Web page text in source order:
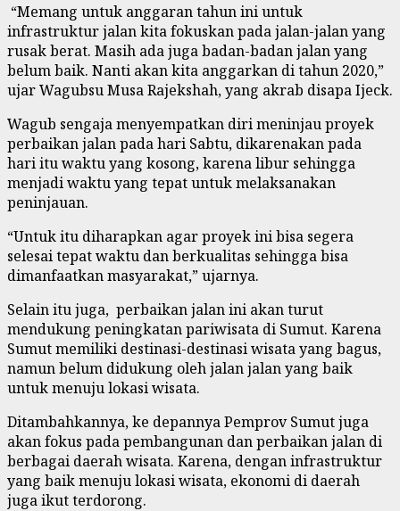
“Memang untuk anggaran tahun ini untuk
infrastruktur jalan kita fokuskan pada jalan-jalan yang
rusak berat. Masih ada juga badan-badan jalan yang
belum baik. Nanti akan kita anggarkan di tahun 2020,”
ujar Wagubsu Musa Rajekshah, yang akrab disapa Ijeck.
Wagub sengaja menyempatkan diri meninjau proyek
perbaikan jalan pada hari Sabtu, dikarenakan pada
hari itu waktu yang kosong, karena libur sehingga
menjadi waktu yang tepat untuk melaksanakan
peninjauan.
“Untuk itu diharapkan agar proyek ini bisa segera
selesai tepat waktu dan berkualitas sehingga bisa
dimanfaatkan masyarakat,” ujarnya.
Selain itu juga, perbaikan jalan ini akan turut
mendukung peningkatan pariwisata di Sumut. Karena
Sumut memiliki destinasi-destinasi wisata yang bagus,
namun belum didukung oleh jalan jalan yang baik
untuk menuju lokasi wisata.
Ditambahkannya, ke depannya Pemprov Sumut juga
akan fokus pada pembangunan dan perbaikan jalan di
berbagai daerah wisata. Karena, dengan infrastruktur
yang baik menuju lokasi wisata, ekonomi di daerah
juga ikut terdorong.